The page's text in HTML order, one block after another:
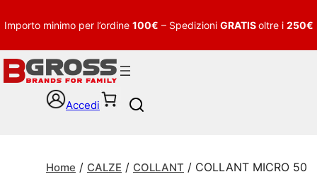
Importo minimo per l’ordine 100€ – Spedizioni GRATISoltre i 250€
Accedi
c
Home / CALZE / COLLANT / COLLANT MICRO 50